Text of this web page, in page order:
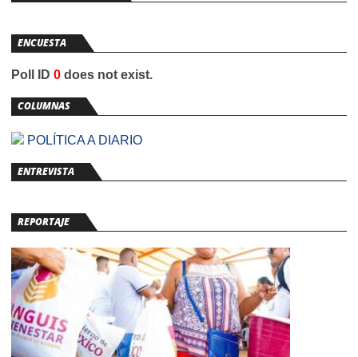
ENCUESTA
Poll ID 0 does not exist.
COLUMNAS
POLÍTICA A DIARIO
ENTREVISTA
REPORTAJE